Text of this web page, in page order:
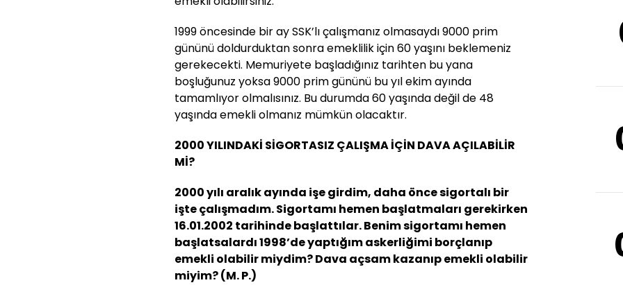
1999 öncesinde bir ay SSK’lı çalışmanız olmasaydı 9000 prim
gününü doldurduktan sonra emeklilik için 60 yaşını beklemeniz
gerekecekti. Memuriyete başladığınız tarihten bu yana
boşluğunuz yoksa 9000 prim gününü bu yıl ekim ayında
tamamlıyor olmalısınız. Bu durumda 60 yaşında değil de 48
yaşında emekli olmanız mümkün olacaktır.
2000 YILINDAKİ SİGORTASIZ ÇALIŞMA İÇİN DAVA AÇILABİLİR
Mİ?
2000 yılı aralık ayında işe girdim, daha önce sigortalı bir
işte çalışmadım. Sigortamı hemen başlatmaları gerekirken
16.01.2002 tarihinde başlattılar. Benim sigortamı hemen
başlatsalardı 1998’de yaptığım askerliğimi borçlanıp
emekli olabilir miydim? Dava açsam kazanıp emekli olabilir
miyim? (M. P.)